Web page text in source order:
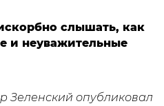
слышать, как
и неуважительные
Зеленский опубликовал